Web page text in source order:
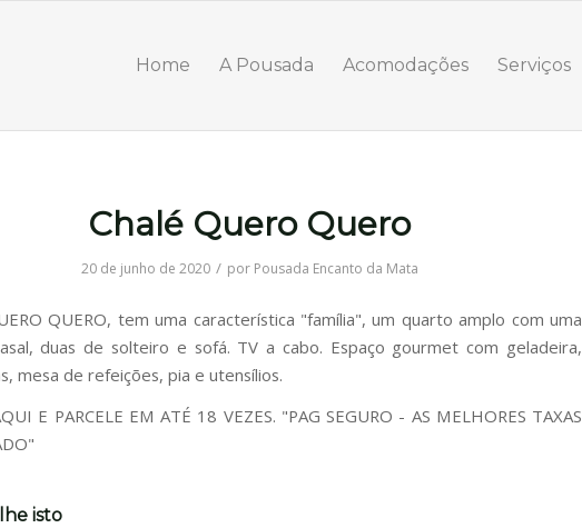
Home A Pousada Acomodações Serviços
Chalé Quero Quero
20 de junho de 2020 / por Pousada Encanto da Mata
QUERO, tem uma característica "família", um quarto amplo com uma
duas de solteiro e sofá. TV a cabo. Espaço gourmet com geladeira,
mesa de refeições, pia e utensílios.
E PARCELE EM ATÉ 18 VEZES. "PAG SEGURO - AS MELHORES TAXAS
isto